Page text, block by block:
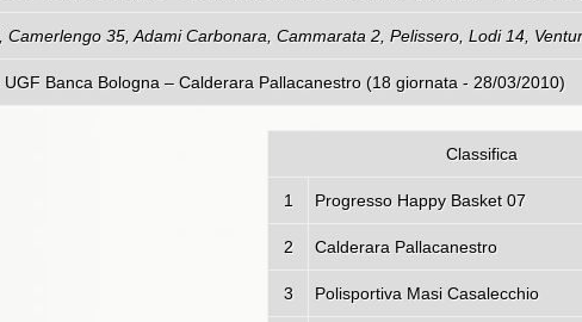
Camerlengo 35, Adami Carbonara, Cammarata 2, Pelissero, Lodi 14,
UGF Banca Bologna – Calderara Pallacanestro (18 giornata - 28/03/2010)
Classifica
1 Progresso Happy Basket 07
2 Calderara Pallacanestro
3 Polisportiva Masi Casalecchio